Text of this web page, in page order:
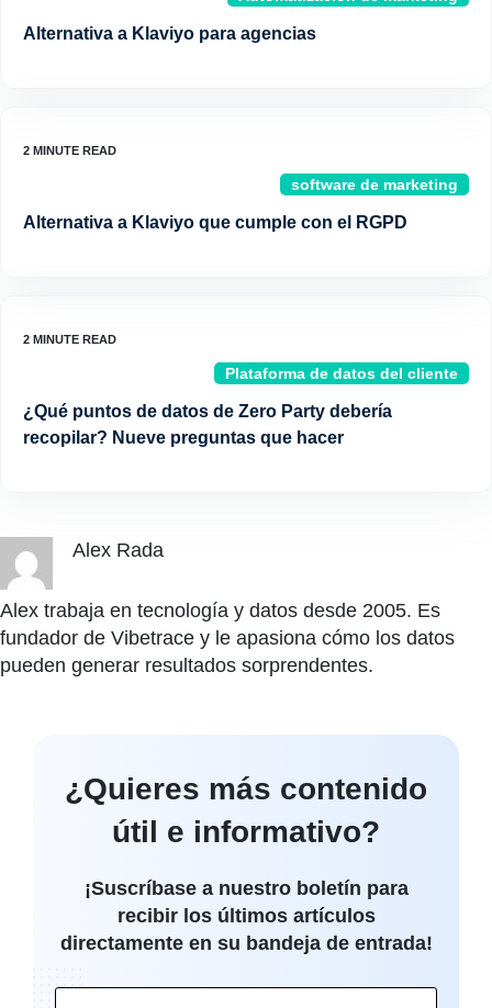
Alternativa a Klaviyo para agencias
software de marketing
Alternativa a Klaviyo que cumple con el RGPD
Plataforma de datos del cliente
¿Qué puntos de datos de Zero Party debería
recopilar? Nueve preguntas que hacer
Alex Rada
Alex trabaja en tecnología y datos desde 2005. Es
fundador de Vibetrace y le apasiona cómo los datos
pueden generar resultados sorprendentes.
¿Quieres más contenido
útil e informativo?
¡Suscríbase a nuestro boletín para
recibir los últimos artículos
directamente en su bandeja de entrada!